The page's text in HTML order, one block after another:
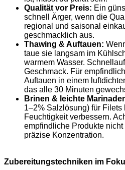
Qualität vor Preis: Ein
schnell Ärger, wenn die
regional und saisonal
geschmacklich aus.
Thawing & Auftauen:
taue sie langsam im
warmem Wasser.
Geschmack. Für
Auftauen in einem
das alle 30 Minuten
Brinen & leichte
1–2% Salzlösung) für Filets
Feuchtigkeit verbessern.
empfindliche Produkte
präzise Konzentration.
Zubereitungstechniken im